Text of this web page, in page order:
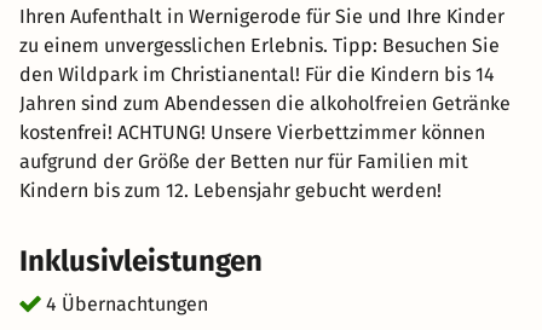
Ihren Aufenthalt in Wernigerode für Sie und Ihre Kinder
zu einem unvergesslichen Erlebnis. Tipp: Besuchen Sie
den Wildpark im Christianental! Für die Kindern bis 14
Jahren sind zum Abendessen die alkoholfreien Getränke
kostenfrei! ACHTUNG! Unsere Vierbettzimmer können
aufgrund der Größe der Betten nur für Familien mit
Kindern bis zum 12. Lebensjahr gebucht werden!
Inklusivleistungen
4 Übernachtungen